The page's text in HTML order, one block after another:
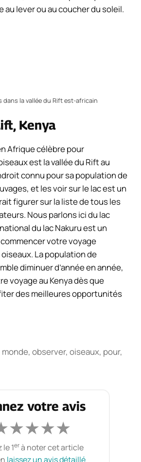
au lever ou au coucher du soleil.
dans la vallée du Rift est-africain
Kenya
Afrique célèbre pour
est la vallée du Rift au
connu pour sa population de
et les voir sur le lac est un
figurer sur la liste de tous les
Nous parlons ici du lac
du lac Nakuru est un
votre voyage
La population de
diminuer d’année en année,
voyage au Kenya dès que
des meilleures opportunités
monde,observer,oiseaux, pour,
votre avis
★★★★
le 1erà noter cet article
laissez un avis détaillé